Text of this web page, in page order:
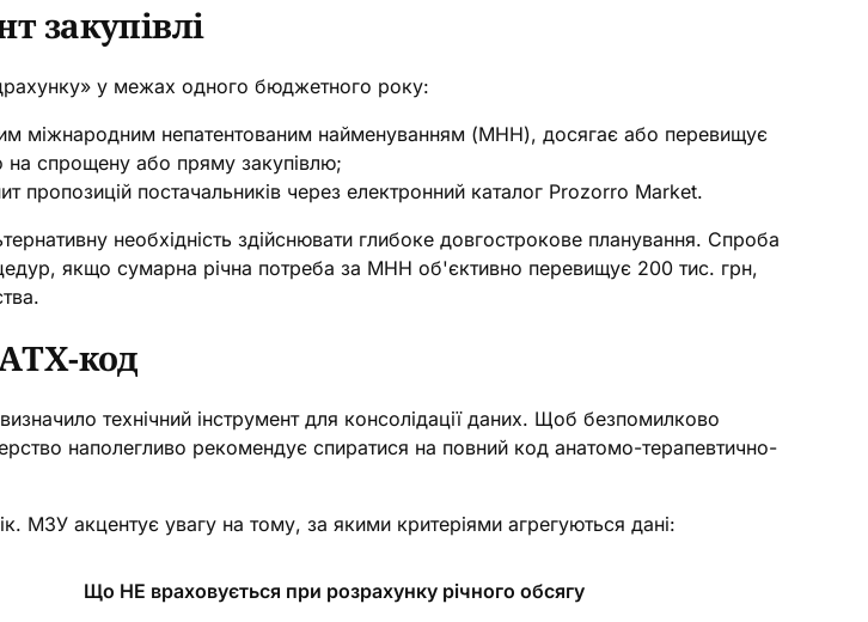
закупівлі
у межах одного бюджетного року:
міжнародним непатентованим найменуванням (МНН), досягає або перевищує
на спрощену або пряму закупівлю;
постачальників через електронний каталог Prozorro Market.
необхідність здійснювати глибоке довгострокове планування. Спроба
якщо сумарна річна потреба за МНН об'єктивно перевищує 200 тис. грн,
код
технічний інструмент для консолідації даних. Щоб безпомилково
наполегливо рекомендує спиратися на повний код анатомо-терапевтично-
МЗУ акцентує увагу на тому, за якими критеріями агрегуються дані:
Що НЕ враховується при розрахунку річного обсягу